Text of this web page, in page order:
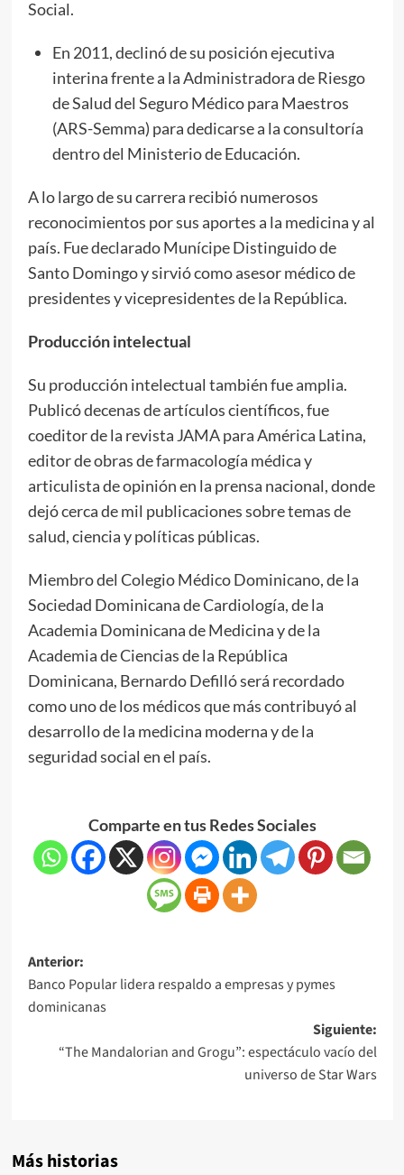
Social.
En 2011, declinó de su posición ejecutiva
interina frente a la Administradora de Riesgo
de Salud del Seguro Médico para Maestros
(ARS-Semma) para dedicarse a la consultoría
dentro del Ministerio de Educación.
A lo largo de su carrera recibió numerosos
reconocimientos por sus aportes a la medicina y al
país. Fue declarado Munícipe Distinguido de
Santo Domingo y sirvió como asesor médico de
presidentes y vicepresidentes de la República.
Producción intelectual
Su producción intelectual también fue amplia.
Publicó decenas de artículos científicos, fue
coeditor de la revista JAMA para América Latina,
editor de obras de farmacología médica y
articulista de opinión en la prensa nacional, donde
dejó cerca de mil publicaciones sobre temas de
salud, ciencia y políticas públicas.
Miembro del Colegio Médico Dominicano, de la
Sociedad Dominicana de Cardiología, de la
Academia Dominicana de Medicina y de la
Academia de Ciencias de la República
Dominicana, Bernardo Defilló será recordado
como uno de los médicos que más contribuyó al
desarrollo de la medicina moderna y de la
seguridad social en el país.
Comparte en tus Redes Sociales
Anterior:
Banco Popular lidera respaldo a empresas y pymes
dominicanas
Siguiente:
“The Mandalorian and Grogu”: espectáculo vacío del
universo de Star Wars
Más historias